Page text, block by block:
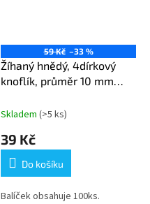
59 Kč –33 %
Žíhaný hnědý, 4dírkový
knoflík, průměr 10 mm
Skladem (>5 ks)
39 Kč
Do košíku
Balíček obsahuje 100ks.